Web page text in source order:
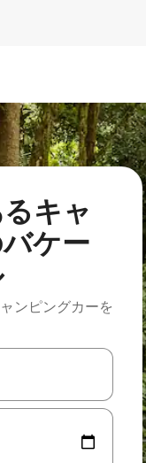
キャ
ケー
ンピングカーを
印キーを使って移動す